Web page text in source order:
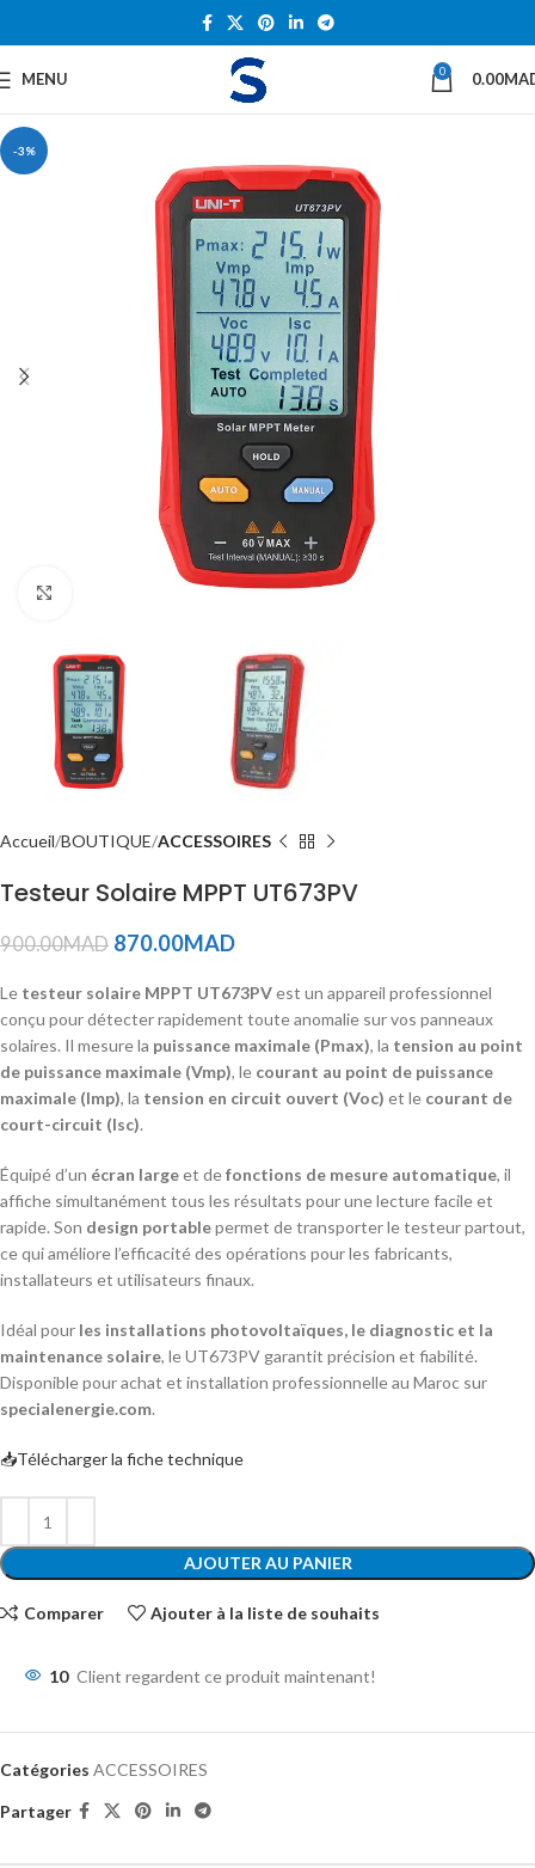
MENU 0 0.00
-3%
Accueil BOUTIQUE ACCESSOIRES
Testeur Solaire MPPT UT673PV
900.00MAD 870.00MAD
Le testeur solaire MPPT UT673PVest un appareil professionnel
conçu pour détecter rapidement toute anomalie sur vos panneaux
solaires. Il mesure la puissance maximale (Pmax), la tension au point
de puissance maximale (Vmp), le courant au point de puissance
maximale (Imp), la tension en circuit ouvert (Voc) et le courant de
court-circuit (Isc).
Équipé d’un écran largeet defonctions de mesure automatique, il
affiche simultanément tous les résultats pour une lecture facile et
rapide. Son design portablepermet de transporter le testeur partout,
ce qui améliore l’efficacité des opérations pour les fabricants,
installateurs et utilisateurs finaux.
Idéal pour les installations photovoltaïques, le diagnostic et la
maintenance solaire, le UT673PV garantit précision et fiabilité.
Disponible pour achat et installation professionnelle au Maroc sur
specialenergie.com.
📥Télécharger la fiche technique
AJOUTER AU PANIER
Comparer Ajouter à la liste de souhaits
10 Client regardent ce produit maintenant!
Catégories ACCESSOIRES
Partager